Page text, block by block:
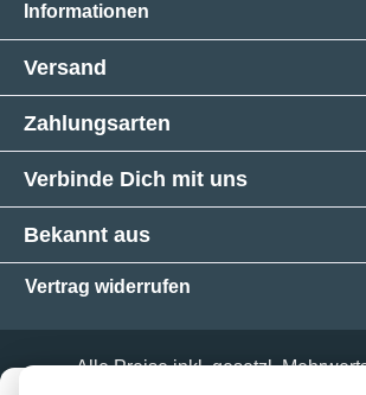
Informationen
Versand
Zahlungsarten
Verbinde Dich mit uns
Bekannt aus
Vertrag widerrufen
Alle Preise inkl. gesetzl.